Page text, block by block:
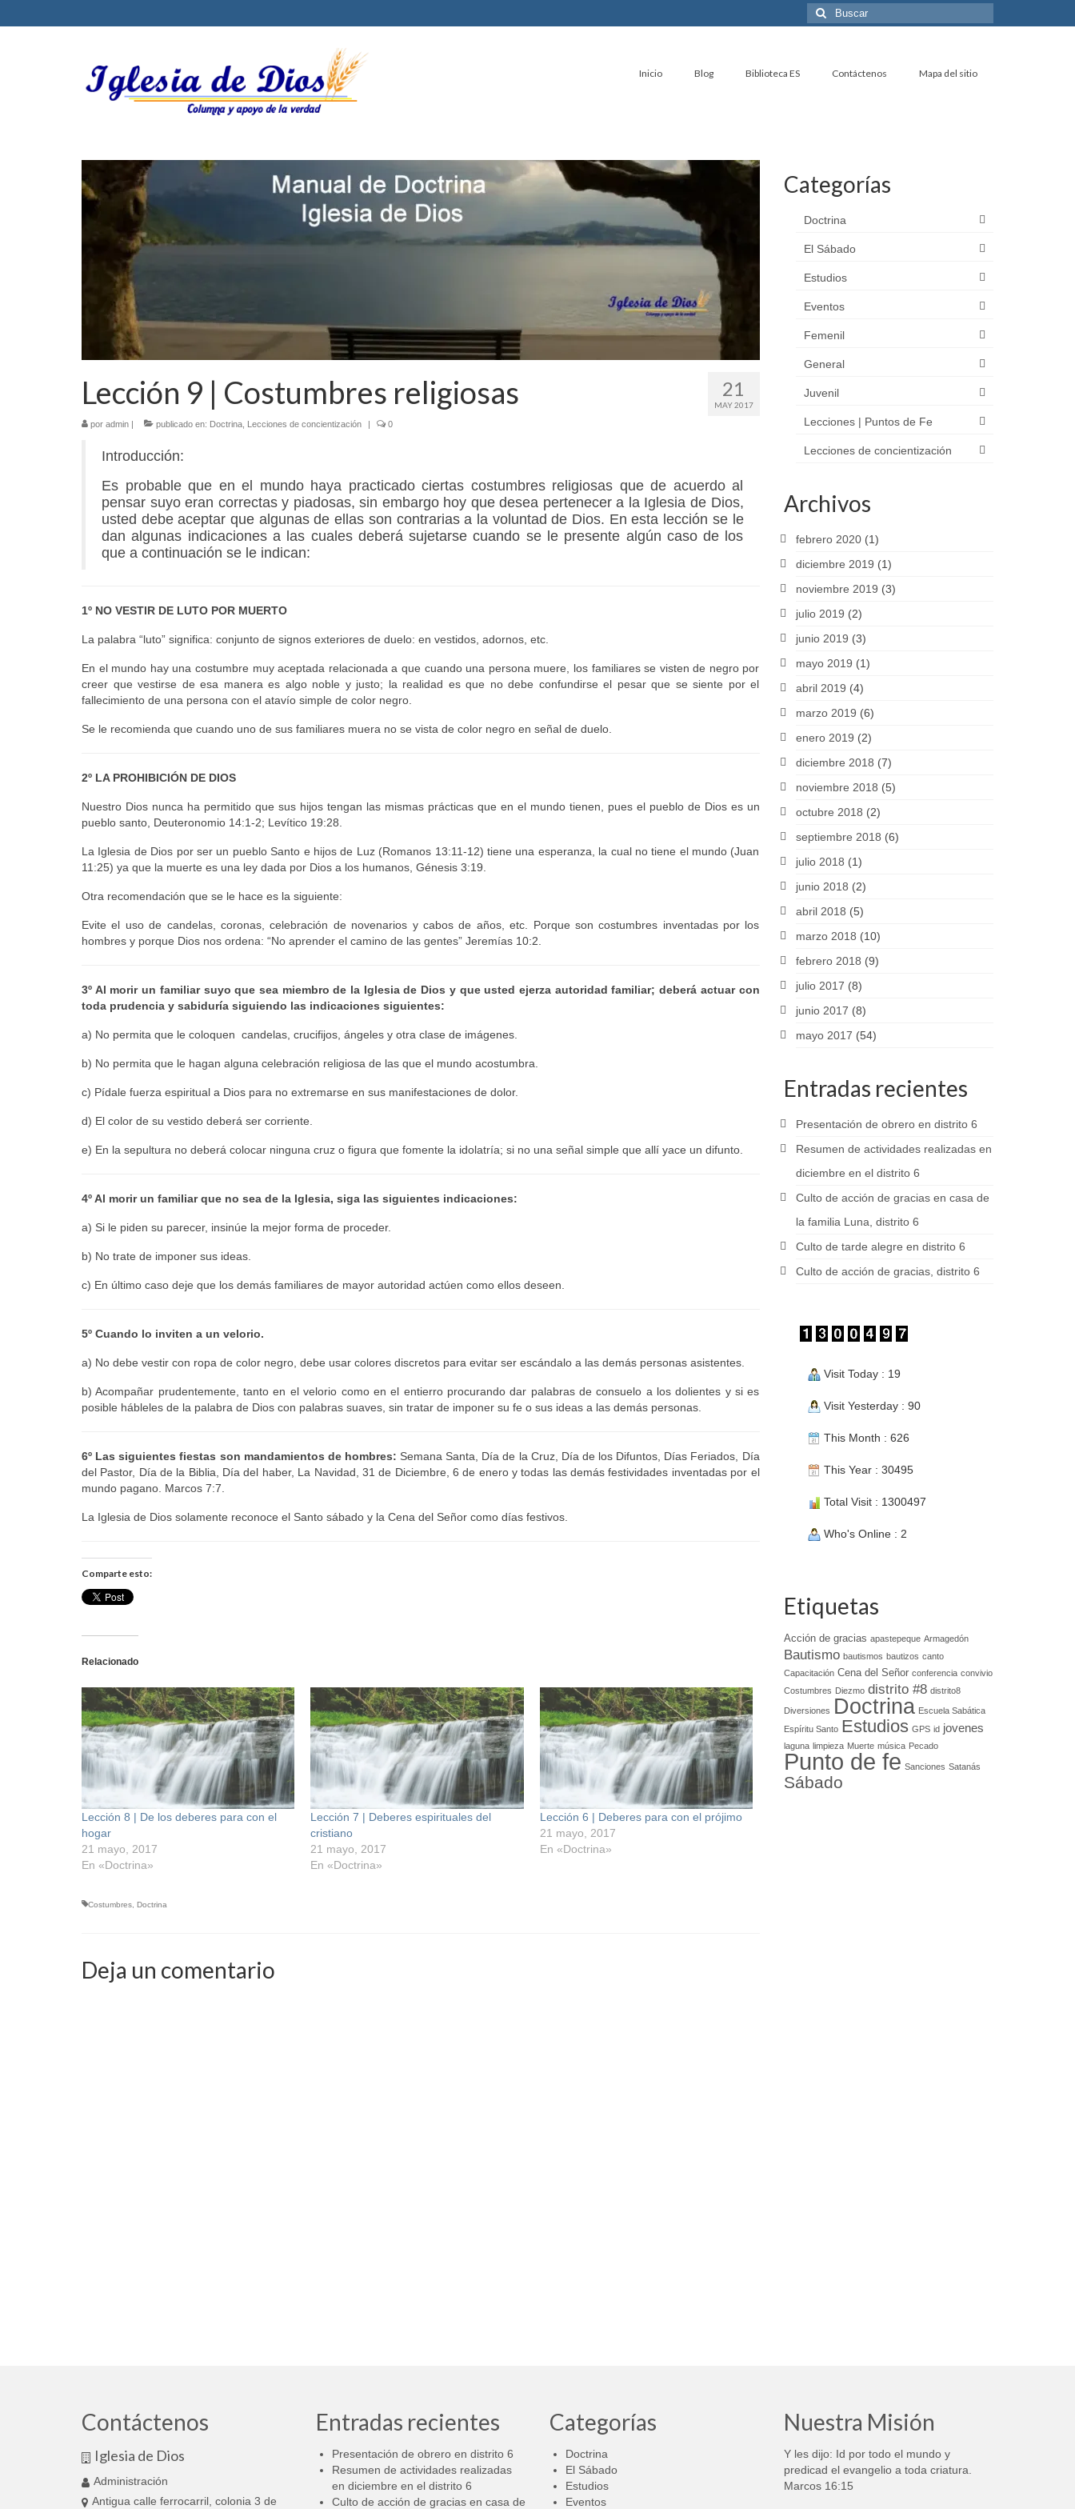
Buscar
por:
Inicio Blog Biblioteca ES Contáctenos Mapa del sitio
21
MAY 2017
Lección 9 | Costumbres religiosas
por admin | publicado en: Doctrina Lecciones de concientización | 0
Introducción:
Es probable que en el mundo haya practicado ciertas costumbres religiosas que de acuerdo al
pensar suyo eran correctas y piadosas, sin embargo hoy que desea pertenecer a la Iglesia de Dios,
usted debe aceptar que algunas de ellas son contrarias a la voluntad de Dios. En esta lección se le
dan algunas indicaciones a las cuales deberá sujetarse cuando se le presente algún caso de los
que a continuación se le indican:
1º NO VESTIR DE LUTO POR MUERTO
La palabra “luto” significa: conjunto de signos exteriores de duelo: en vestidos, adornos, etc.
En el mundo hay una costumbre muy aceptada relacionada a que cuando una persona muere, los familiares se visten de negro por
creer que vestirse de esa manera es algo noble y justo; la realidad es que no debe confundirse el pesar que se siente por el
fallecimiento de una persona con el atavío simple de color negro.
Se le recomienda que cuando uno de sus familiares muera no se vista de color negro en señal de duelo.
2º LA PROHIBICIÓN DE DIOS
Nuestro Dios nunca ha permitido que sus hijos tengan las mismas prácticas que en el mundo tienen, pues el pueblo de Dios es un
pueblo santo, Deuteronomio 14:1-2; Levítico 19:28.
La Iglesia de Dios por ser un pueblo Santo e hijos de Luz (Romanos 13:11-12) tiene una esperanza, la cual no tiene el mundo (Juan
11:25) ya que la muerte es una ley dada por Dios a los humanos, Génesis 3:19.
Otra recomendación que se le hace es la siguiente:
Evite el uso de candelas, coronas, celebración de novenarios y cabos de años, etc. Porque son costumbres inventadas por los
hombres y porque Dios nos ordena: “No aprender el camino de las gentes” Jeremías 10:2.
3º Al morir un familiar suyo que sea miembro de la Iglesia de Dios y que usted ejerza autoridad familiar; deberá actuar con
toda prudencia y sabiduría siguiendo las indicaciones siguientes:
a) No permita que le coloquen candelas, crucifijos, ángeles y otra clase de imágenes.
b) No permita que le hagan alguna celebración religiosa de las que el mundo acostumbra.
c) Pídale fuerza espiritual a Dios para no extremarse en sus manifestaciones de dolor.
d) El color de su vestido deberá ser corriente.
e) En la sepultura no deberá colocar ninguna cruz o figura que fomente la idolatría; si no una señal simple que allí yace un difunto.
4º Al morir un familiar que no sea de la Iglesia, siga las siguientes indicaciones:
a) Si le piden su parecer, insinúe la mejor forma de proceder.
b) No trate de imponer sus ideas.
c) En último caso deje que los demás familiares de mayor autoridad actúen como ellos deseen.
5º Cuando lo inviten a un velorio.
a) No debe vestir con ropa de color negro, debe usar colores discretos para evitar ser escándalo a las demás personas asistentes.
b) Acompañar prudentemente, tanto en el velorio como en el entierro procurando dar palabras de consuelo a los dolientes y si es
posible hábleles de la palabra de Dios con palabras suaves, sin tratar de imponer su fe o sus ideas a las demás personas.
6º Las siguientes fiestas son mandamientos de hombres: Semana Santa, Día de la Cruz, Día de los Difuntos, Días Feriados, Día
del Pastor, Día de la Biblia, Día del haber, La Navidad, 31 de Diciembre, 6 de enero y todas las demás festividades inventadas por el
mundo pagano. Marcos 7:7.
La Iglesia de Dios solamente reconoce el Santo sábado y la Cena del Señor como días festivos.
Comparte esto:
Relacionado
Lección 8 | De los deberes para con el
hogar
21 mayo, 2017
En «Doctrina»
Lección 7 | Deberes espirituales del
cristiano
21 mayo, 2017
En «Doctrina»
Lección 6 | Deberes para con el prójimo
21 mayo, 2017
En «Doctrina»
Costumbres, Doctrina
Deja un comentario
Categorías
Doctrina
El Sábado
Estudios
Eventos
Femenil
General
Juvenil
Lecciones | Puntos de Fe
Lecciones de concientización
Archivos
febrero 2020(1)
diciembre 2019 (1)
noviembre 2019 (3)
julio 2019 (2)
junio 2019 (3)
mayo 2019 (1)
abril 2019 (4)
marzo 2019 (6)
enero 2019 (2)
diciembre 2018 (7)
noviembre 2018 (5)
octubre 2018 (2)
septiembre 2018 (6)
julio 2018 (1)
junio 2018 (2)
abril 2018 (5)
marzo 2018 (10)
febrero 2018 (9)
julio 2017 (8)
junio 2017 (8)
mayo 2017 (54)
Entradas recientes
Presentación de obrero en distrito 6
Resumen de actividades realizadas en
diciembre en el distrito 6
Culto de acción de gracias en casa de
la familia Luna, distrito 6
Culto de tarde alegre en distrito 6
Culto de acción de gracias, distrito 6
Visit Today : 19
Visit Yesterday : 90
This Month : 626
This Year : 30495
Total Visit : 1300497
Who's Online : 2
Etiquetas
Acción de gracias apastepeque Armagedón
Bautismo bautismos bautizos canto
Capacitación Cena del Señor conferencia convivio
Costumbres Diezmo distrito #8 distrito8
Diversiones Doctrina Escuela Sabática
Espíritu Santo Estudios GPS id jovenes
laguna limpieza Muerte música Pecado
Punto de fe Sanciones Satanás
Sábado
Contáctenos
Iglesia de Dios
Administración
Antigua calle ferrocarril, colonia 3 de
Entradas recientes
Presentación de obrero en distrito 6
Resumen de actividades realizadas
en diciembre en el distrito 6
Culto de acción de gracias en casa de
Categorías
Doctrina
El Sábado
Estudios
Eventos
Nuestra Misión
Y les dijo: Id por todo el mundo y
predicad el evangelio a toda criatura.
Marcos 16:15